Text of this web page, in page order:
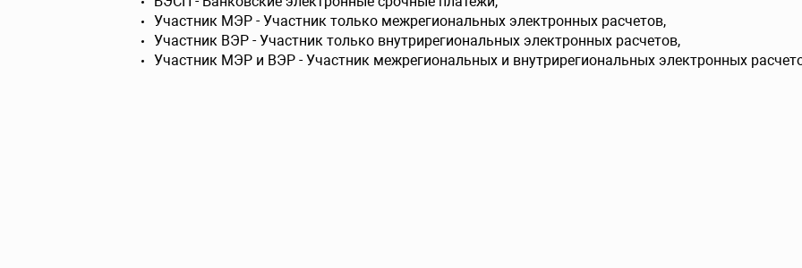
Участник МЭР - Участник только межрегиональных электронных расчетов,
Участник ВЭР - Участник только внутрирегиональных электронных расчетов,
Участник МЭР и ВЭР - Участник межрегиональных и внутрирегиональных электронных